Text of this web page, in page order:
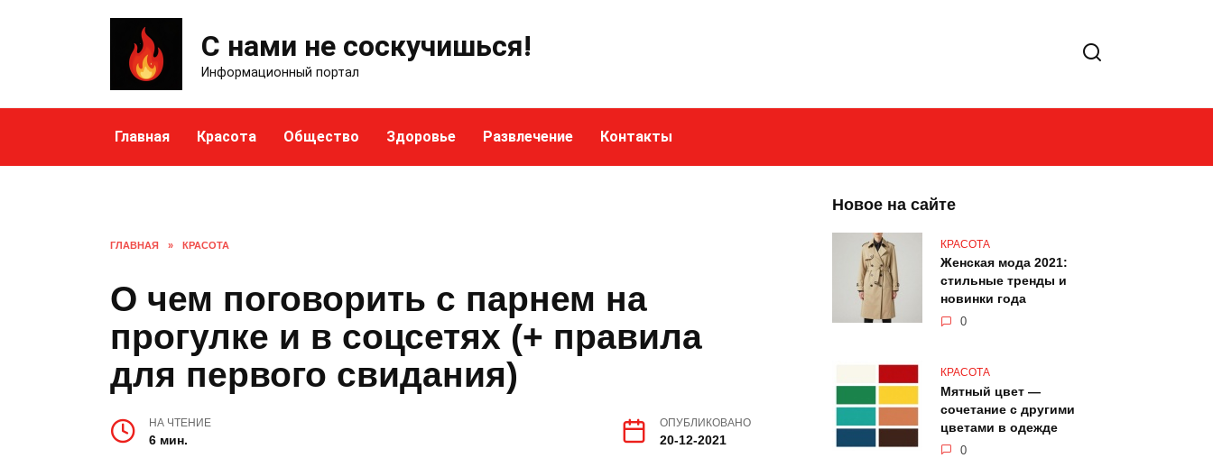
С нами не соскучишься!
Информационный портал
Главная Красота Общество Здоровье Развлечение Контакты
ГЛАВНАЯ » КРАСОТА
О чем поговорить с парнем на
прогулке и в соцсетях (+ правила
для первого свидания)
НА ЧТЕНИЕ
6 мин.
ОПУБЛИКОВАНО
20-12-2021
Новое на сайте
КРАСОТА
Женская мода 2021:
стильные тренды и
новинки года
0
КРАСОТА
Мятный цвет —
сочетание с другими
цветами в одежде
0